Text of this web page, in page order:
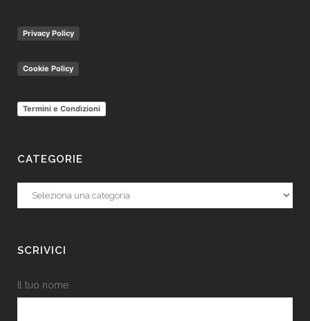
Privacy Policy
Cookie Policy
Termini e Condizioni
CATEGORIE
Categorie
SCRIVICI
Il tuo nome